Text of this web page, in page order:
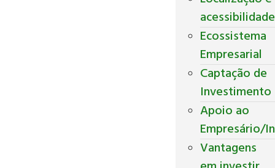
Ecossistema
Empresarial
Captação de
Investimento
Apoio ao
Empresário/
Vantagens